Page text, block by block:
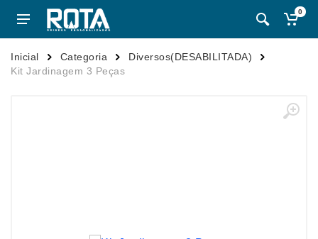
0
Inicial Categoria
Diversos(DESABILITADA)
Kit Jardinagem 3 Peças